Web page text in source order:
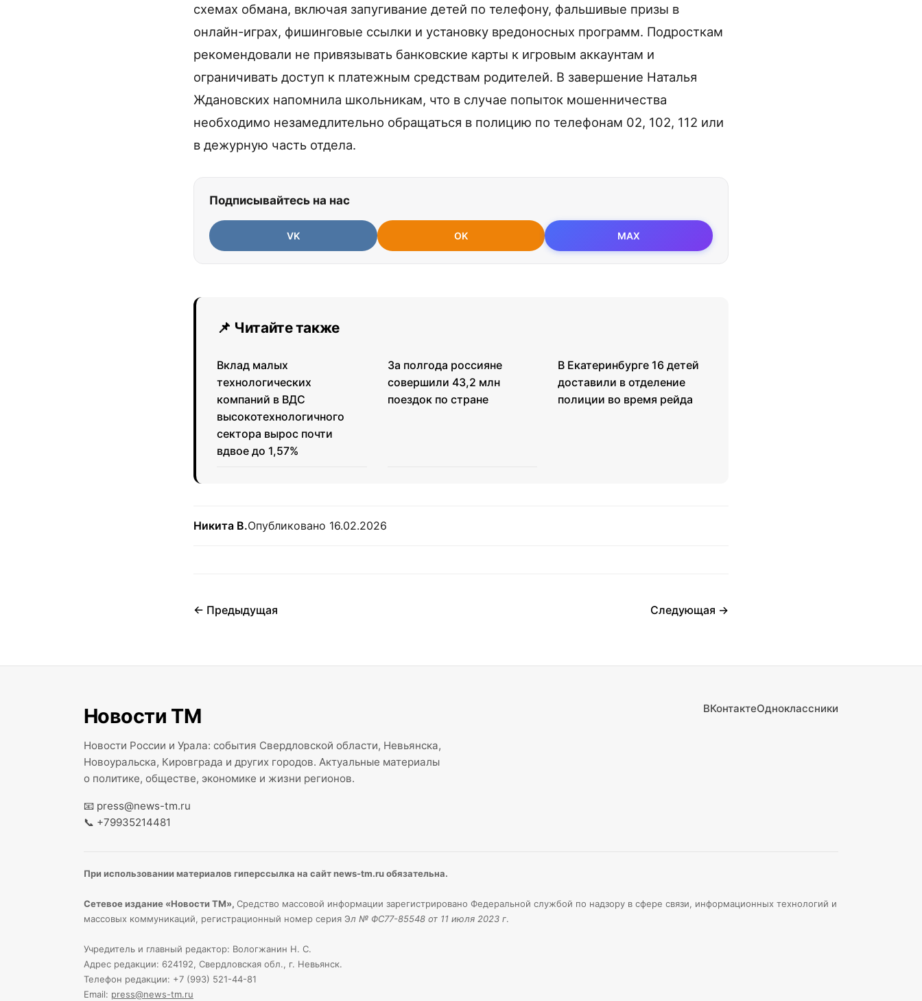
схемах обмана, включая запугивание детей по телефону, фальшивые призы в
онлайн-играх, фишинговые ссылки и установку вредоносных программ. Подросткам
рекомендовали не привязывать банковские карты к игровым аккаунтам и
ограничивать доступ к платежным средствам родителей. В завершение Наталья
Ждановских напомнила школьникам, что в случае попыток мошенничества
необходимо незамедлительно обращаться в полицию по телефонам 02, 102, 112 или
в дежурную часть отдела.
Подписывайтесь на нас
VK OK MAX
📌 Читайте также
Вклад малых
технологических
компаний в ВДС
высокотехнологичного
сектора вырос почти
вдвое до 1,57%
За полгода россияне
совершили 43,2 млн
поездок по стране
В Екатеринбурге 16 детей
доставили в отделение
полиции во время рейда
Никита В.Опубликовано 16.02.2026
← Предыдущая Следующая →
Новости ТМ
Новости России и Урала: события Свердловской области, Невьянска,
Новоуральска, Кировграда и других городов. Актуальные материалы
о политике, обществе, экономике и жизни регионов.
📧 press@news-tm.ru
📞 +79935214481
ВКонтактеОдноклассники
При использовании материалов гиперссылка на сайт news-tm.ru обязательна.
Сетевое издание «Новости ТМ», Средство массовой информации зарегистрировано Федеральной службой по надзору в сфере связи, информационных технологий и
массовых коммуникаций, регистрационный номер серия Эл № ФС77-85548 от 11 июля 2023 г.
Учредитель и главный редактор: Вологжанин Н. С.
Адрес редакции: 624192, Свердловская обл., г. Невьянск.
Телефон редакции: +7 (993) 521-44-81
Email: press@news-tm.ru